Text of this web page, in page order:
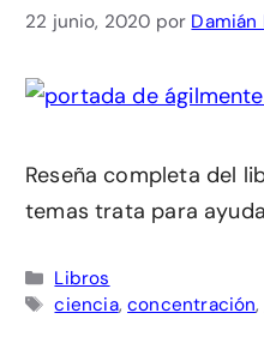
22 junio, 2020 por Damián
Reseña completa del
temas trata para
Categorías
Libros
Etiquetas
ciencia,concentración,